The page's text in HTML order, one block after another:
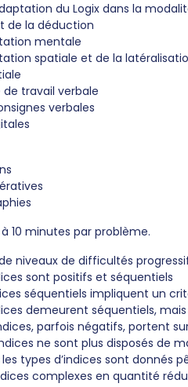
du Logix dans la
de la déduction
mentale
spatiale et de la
travail verbale
verbales
10 minutes par problème.
niveaux de difficultés
sont positifs et séquentiels
séquentiels impliquent un
demeurent séquentiels,
parfois négatifs, portent
ne sont plus disposés de
types d’indices sont donnés
complexes en quantité